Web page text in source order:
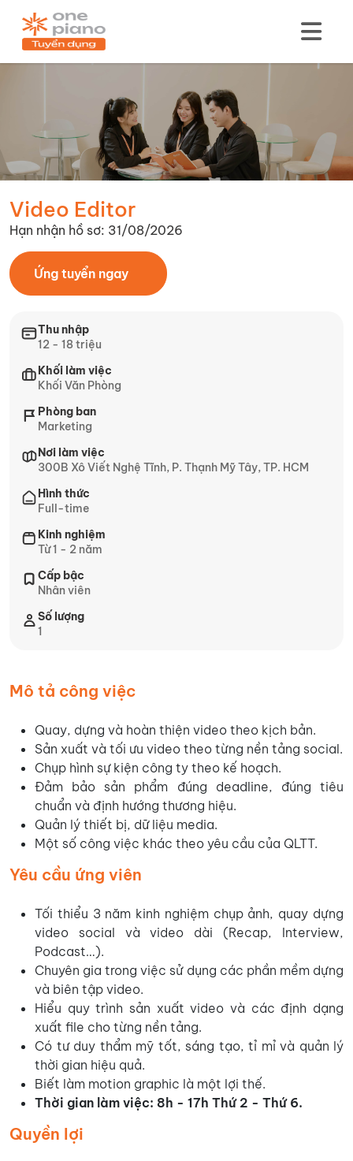
Video Editor
Hạn nhận hồ sơ: 31/08/2026
Ứng tuyển ngay
Thu nhập
12 - 18 triệu
Khối làm việc
Khối Văn Phòng
Phòng ban
Marketing
Nơi làm việc
300B Xô Viết Nghệ Tĩnh, P. Thạnh Mỹ Tây, TP. HCM
Hình thức
Full-time
Kinh nghiệm
Từ 1 - 2 năm
Cấp bậc
Nhân viên
Số lượng
1
Mô tả công việc
Quay, dựng và hoàn thiện video theo kịch bản.
Sản xuất và tối ưu video theo từng nền tảng social.
Chụp hình sự kiện công ty theo kế hoạch.
Đảm bảo sản phẩm đúng deadline, đúng tiêu
chuẩn và định hướng thương hiệu.
Quản lý thiết bị, dữ liệu media.
Một số công việc khác theo yêu cầu của QLTT.
Yêu cầu ứng viên
Tối thiểu 3 năm kinh nghiệm chụp ảnh, quay dựng
video social và video dài (Recap, Interview,
Podcast…).
Chuyên gia trong việc sử dụng các phần mềm dựng
và biên tập video.
Hiểu quy trình sản xuất video và các định dạng
xuất file cho từng nền tảng.
Có tư duy thẩm mỹ tốt, sáng tạo, tỉ mỉ và quản lý
thời gian hiệu quả.
Biết làm motion graphic là một lợi thế.
Thời gian làm việc: 8h - 17h Thứ 2 - Thứ 6.
Quyền lợi